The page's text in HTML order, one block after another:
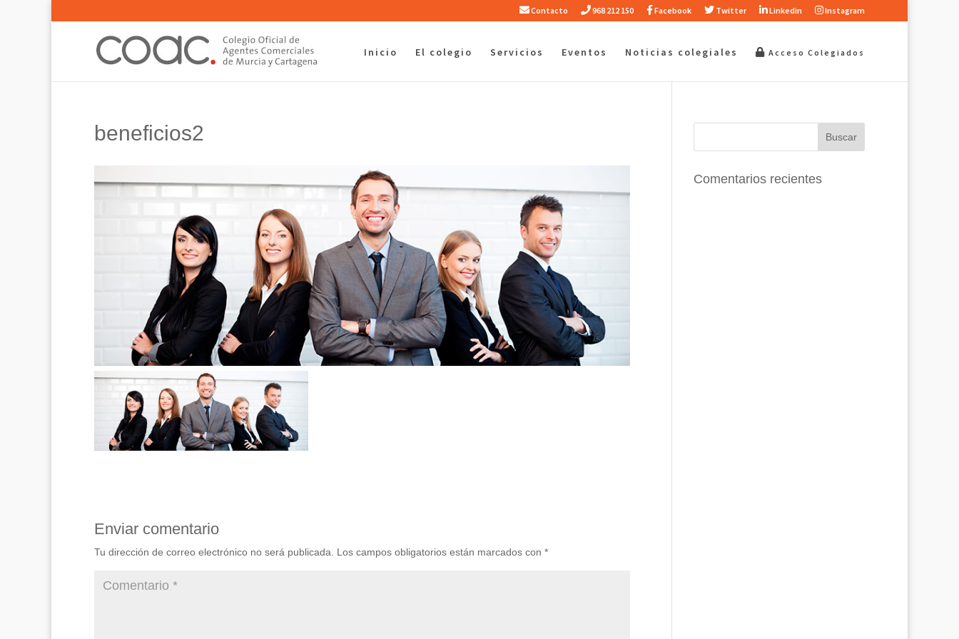
Contacto 968 212 150 Facebook Twitter Linkedin Instagram
Inicio El colegio Servicios Eventos Noticias colegiales Acceso Colegiados
beneficios2
Enviar comentario
Tu dirección de correo electrónico no será publicada. Los campos obligatorios están marcados con *
Comentarios recientes